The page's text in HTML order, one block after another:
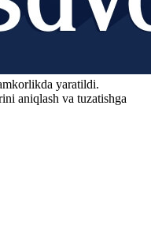
yaratildi.
aniqlash va tuzatishga